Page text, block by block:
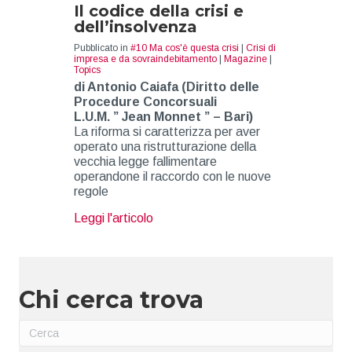
Il codice della crisi e
dell’insolvenza
Pubblicato in #10 Ma cos'è questa crisi | Crisi di
impresa e da sovraindebitamento | Magazine |
Topics
di Antonio Caiafa (Diritto delle
Procedure Concorsuali
L.U.M. ” Jean Monnet ” – Bari)
La riforma si caratterizza per aver
operato una ristrutturazione della
vecchia legge fallimentare
operandone il raccordo con le nuove
regole
Leggi l'articoloabout Il codice della crisi e
Chi cerca trova